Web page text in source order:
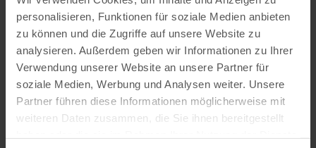
personalisieren, Funktionen für soziale Medien anbieten
zu können und die Zugriffe auf unsere Website zu
analysieren. Außerdem geben wir Informationen zu Ihrer
Verwendung unserer Website an unsere Partner für
soziale Medien, Werbung und Analysen weiter. Unsere
Partner führen diese Informationen möglicherweise mit
weiteren Daten zusammen, die Sie ihnen bereitgestellt
BACHSTRASSE, 52152 SIMMERATH-E
ICHERSCHEID
22.11.26